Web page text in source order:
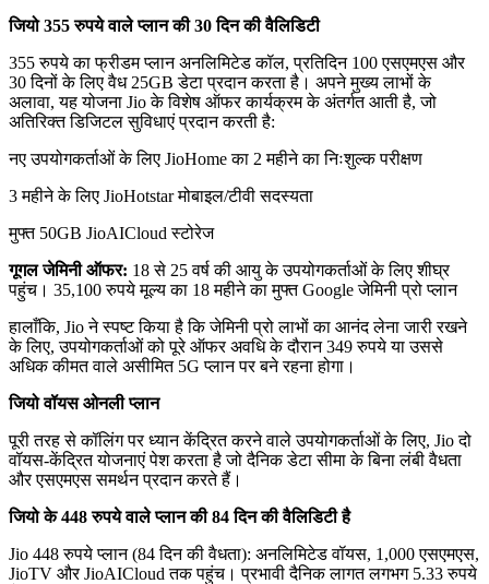
जियो 355 रुपये वाले प्लान की 30 दिन की वैलिडिटी
355 रुपये का फ्रीडम प्लान अनलिमिटेड कॉल, प्रतिदिन 100 एसएमएस और
30 दिनों के लिए वैध 25GB डेटा प्रदान करता है। अपने मुख्य लाभों के
अलावा, यह योजना Jio के विशेष ऑफर कार्यक्रम के अंतर्गत आती है, जो
अतिरिक्त डिजिटल सुविधाएं प्रदान करती है:
नए उपयोगकर्ताओं के लिए JioHome का 2 महीने का निःशुल्क परीक्षण
3 महीने के लिए JioHotstar मोबाइल/टीवी सदस्यता
मुफ्त 50GB JioAICloud स्टोरेज
गूगल जेमिनी ऑफर: 18 से 25 वर्ष की आयु के उपयोगकर्ताओं के लिए शीघ्र
पहुंच। 35,100 रुपये मूल्य का 18 महीने का मुफ्त Google जेमिनी प्रो प्लान
हालाँकि, Jio ने स्पष्ट किया है कि जेमिनी प्रो लाभों का आनंद लेना जारी रखने
के लिए, उपयोगकर्ताओं को पूरे ऑफर अवधि के दौरान 349 रुपये या उससे
अधिक कीमत वाले असीमित 5G प्लान पर बने रहना होगा।
जियो वॉयस ओनली प्लान
पूरी तरह से कॉलिंग पर ध्यान केंद्रित करने वाले उपयोगकर्ताओं के लिए, Jio दो
वॉयस-केंद्रित योजनाएं पेश करता है जो दैनिक डेटा सीमा के बिना लंबी वैधता
और एसएमएस समर्थन प्रदान करते हैं।
जियो के 448 रुपये वाले प्लान की 84 दिन की वैलिडिटी है
Jio 448 रुपये प्लान (84 दिन की वैधता): अनलिमिटेड वॉयस, 1,000 एसएमएस,
JioTV और JioAICloud तक पहुंच। प्रभावी दैनिक लागत लगभग 5.33 रुपये